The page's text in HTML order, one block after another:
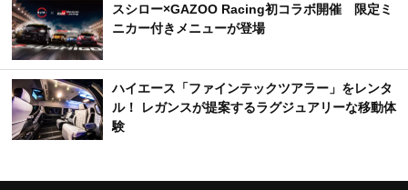
スシロー×GAZOO Racing初コラボ開催 限定ミ
ニカー付きメニューが登場
ハイエース「ファインテックツアラー」をレンタ
ル！ レガンスが提案するラグジュアリーな移動体
験